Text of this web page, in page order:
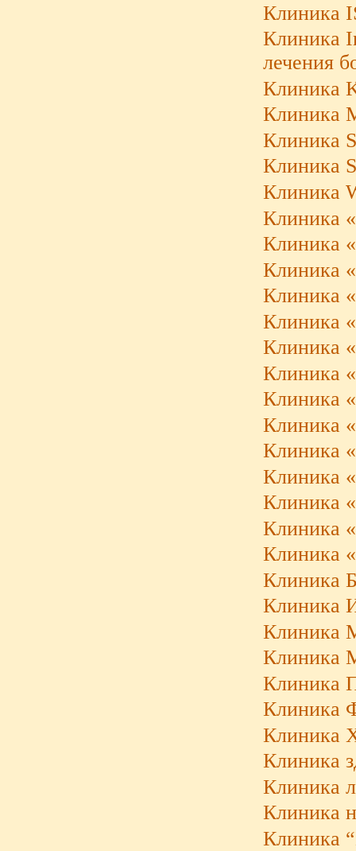
Клиника
Клиника
лечения
Клиника
Клиника
Клиника
Клиника
Клиника
Клиника
Клиника
Клиника
Клиника
Клиника
Клиника
Клиника
Клиника
Клиника
Клиника
Клиника
Клиника
Клиника
Клиника
Клиника
Клиника
Клиника
Клиника
Клиника
Клиника
Клиника
Клиника
Клиника
Клиника
Клиника